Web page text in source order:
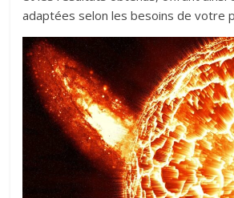
adaptées selon les besoins de votre